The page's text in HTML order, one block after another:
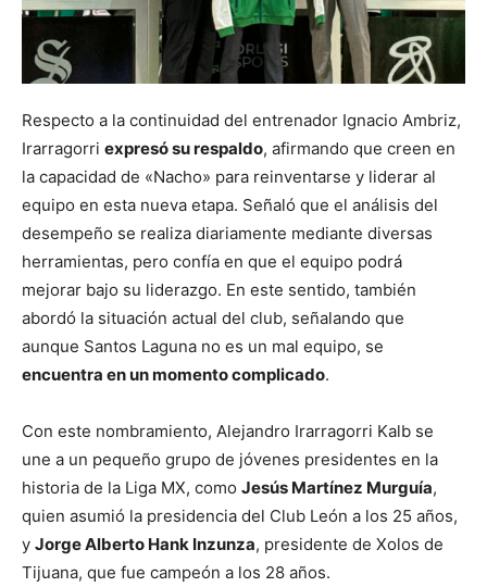
Respecto a la continuidad del entrenador Ignacio Ambriz,
Irarragorri expresó su respaldo, afirmando que creen en
la capacidad de «Nacho» para reinventarse y liderar al
equipo en esta nueva etapa. Señaló que el análisis del
desempeño se realiza diariamente mediante diversas
herramientas, pero confía en que el equipo podrá
mejorar bajo su liderazgo. En este sentido, también
abordó la situación actual del club, señalando que
aunque Santos Laguna no es un mal equipo, se
encuentra en un momento complicado.
Con este nombramiento, Alejandro Irarragorri Kalb se
une a un pequeño grupo de jóvenes presidentes en la
historia de la Liga MX, como Jesús Martínez Murguía,
quien asumió la presidencia del Club León a los 25 años,
y Jorge Alberto Hank Inzunza, presidente de Xolos de
Tijuana, que fue campeón a los 28 años.